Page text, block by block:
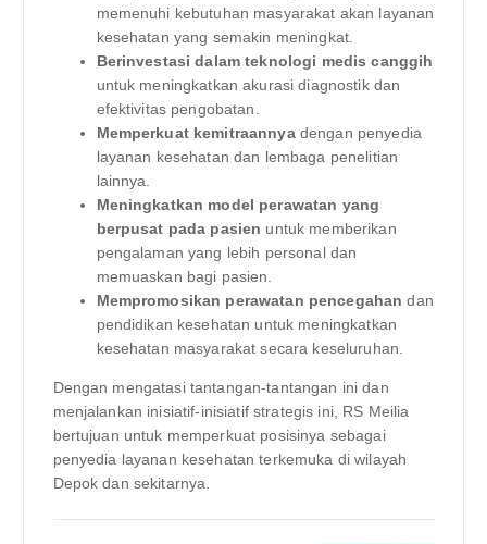
memenuhi kebutuhan masyarakat akan layanan
kesehatan yang semakin meningkat.
Berinvestasi dalam teknologi medis canggih
untuk meningkatkan akurasi diagnostik dan
efektivitas pengobatan.
Memperkuat kemitraannyadengan penyedia
layanan kesehatan dan lembaga penelitian
lainnya.
Meningkatkan model perawatan yang
berpusat pada pasien untuk memberikan
pengalaman yang lebih personal dan
memuaskan bagi pasien.
Mempromosikan perawatan pencegahan dan
pendidikan kesehatan untuk meningkatkan
kesehatan masyarakat secara keseluruhan.
Dengan mengatasi tantangan-tantangan ini dan
menjalankan inisiatif-inisiatif strategis ini, RS Meilia
bertujuan untuk memperkuat posisinya sebagai
penyedia layanan kesehatan terkemuka di wilayah
Depok dan sekitarnya.